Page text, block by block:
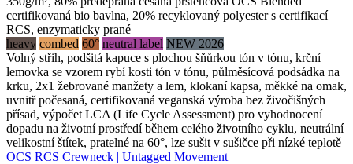
certifikovaná bio bavlna, 20% recyklovaný polyester s certifikací
RCS, enzymaticky prané
heavy combed 60° neutral label NEW 2026
Volný střih, podšitá kapuce s plochou šňůrkou tón v tónu, krční
lemovka se vzorem rybí kosti tón v tónu, půlměsícová podsádka na
krku, 2x1 žebrované manžety a lem, klokaní kapsa, měkké na omak,
uvnitř počesaná, certifikovaná veganská výroba bez živočišných
přísad, výpočet LCA (Life Cycle Assessment) pro vyhodnocení
dopadu na životní prostředí během celého životního cyklu, neutrální
velikostní štítek, pratelné na 60°, lze sušit v sušičce při nízké teplotě
OCS RCS Crewneck | Untagged Movement